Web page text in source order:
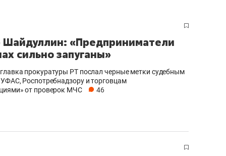
Шайдуллин: «Предприниматели
сильно запуганы»
прокуратуры РТ послал черные метки судебным
Роспотребнадзору и торговцам
от проверок МЧС
46
«Готовые решения»
«Мне лучше
не заработать вообще,
чем потерять
«Мама
налогах и развитии без